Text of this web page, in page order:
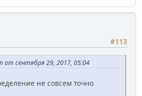
#113
от сентября 29, 2017, 05:04
не совсем точно